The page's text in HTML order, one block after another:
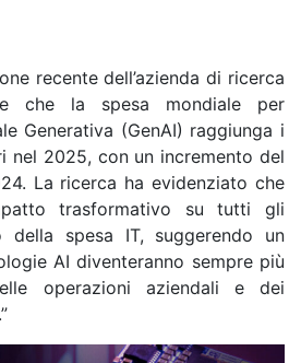
recente dell’azienda di ricerca
che la spesa mondiale per
Generativa (GenAI) raggiunga i
nel 2025, con un incremento del
La ricerca ha evidenziato che
trasformativo su tutti gli
della spesa IT, suggerendo un
AI diventeranno sempre più
operazioni aziendali e dei